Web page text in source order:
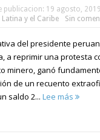
publicacion: 19 agosto, 2019
y el Caribe
Sin
del presidente
a reprimir una protesta
minero, ganó
de un recuento
saldo 2... Lee más